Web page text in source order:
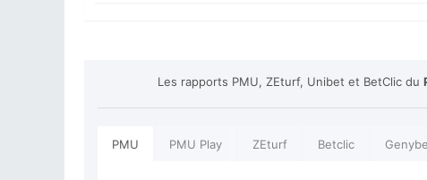
Les rapports PMU, ZEturf, Unibet et BetClic du
PMU PMU Play ZEturf Betclic